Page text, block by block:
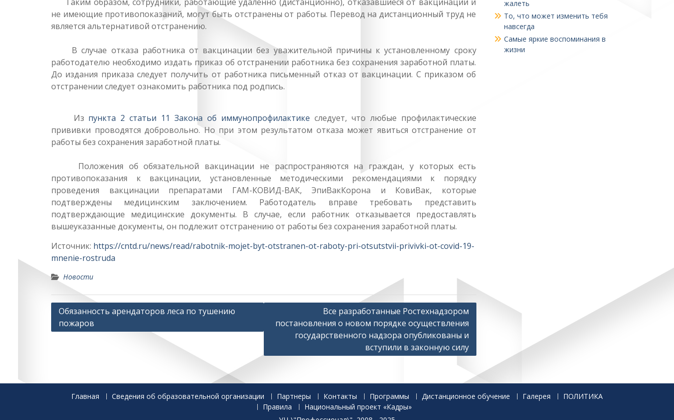
не имеющие противопоказаний, могут быть отстранены от работы. Перевод на дистанционный труд не
является альтернативой отстранению.
В случае отказа работника от вакцинации без уважительной причины к установленному сроку
работодателю необходимо издать приказ об отстранении работника без сохранения заработной платы.
До издания приказа следует получить от работника письменный отказ от вакцинации. С приказом об
отстранении следует ознакомить работника под родпись.
Из пункта 2 статьи 11 Закона об иммунопрофилактике следует, что любые профилактические
прививки проводятся добровольно. Но при этом результатом отказа может явиться отстранение от
работы без сохранения заработной платы.
Положения об обязательной вакцинации не распространяются на граждан, у которых есть
противопоказания к вакцинации, установленные методическими рекомендациями к порядку
проведения вакцинации препаратами ГАМ-КОВИД-ВАК, ЭпиВакКорона и КовиВак, которые
подтверждены медицинским заключением. Работодатель вправе требовать представить
подтверждающие медицинские документы. В случае, если работник отказывается предоставлять
вышеуказанные документы, он подлежит отстранению от работы без сохранения заработной платы.
Источник: https://cntd.ru/news/read/rabotnik-mojet-byt-otstranen-ot-raboty-pri-otsutstvii-privivki-ot-covid-19-
mnenie-rostruda
Новости
Навигация
по
Обязанность арендаторов леса по тушению
пожаров
Все разработанные Ростехнадзором
постановления о новом порядке осуществления
государственного надзора опубликованы и
вступили в законную силу
жалеть
То, что может изменить тебя
навсегда
Самые яркие воспоминания в
жизни
Главная Сведения об образовательной организации Партнеры Контакты Программы Дистанционное обучение Галерея
ПОЛИТИКА
Правила
Национальный проект «Кадры»